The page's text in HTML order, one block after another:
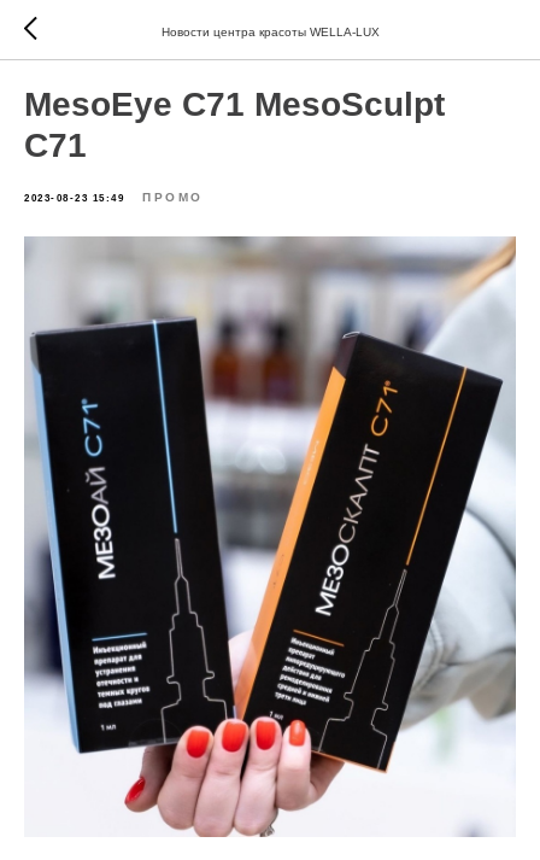
Новости центра красоты WELLA-LUX
MesoEye C71 MesoSculpt
C71
2023-08-23 15:49 ПРОМО